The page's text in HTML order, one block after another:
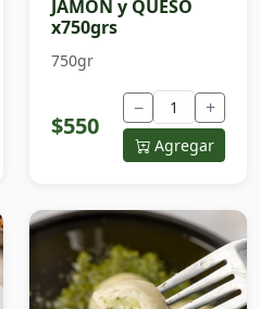
JAMÓN y QUESO
x750grs
750gr
$550
− +
Agregar